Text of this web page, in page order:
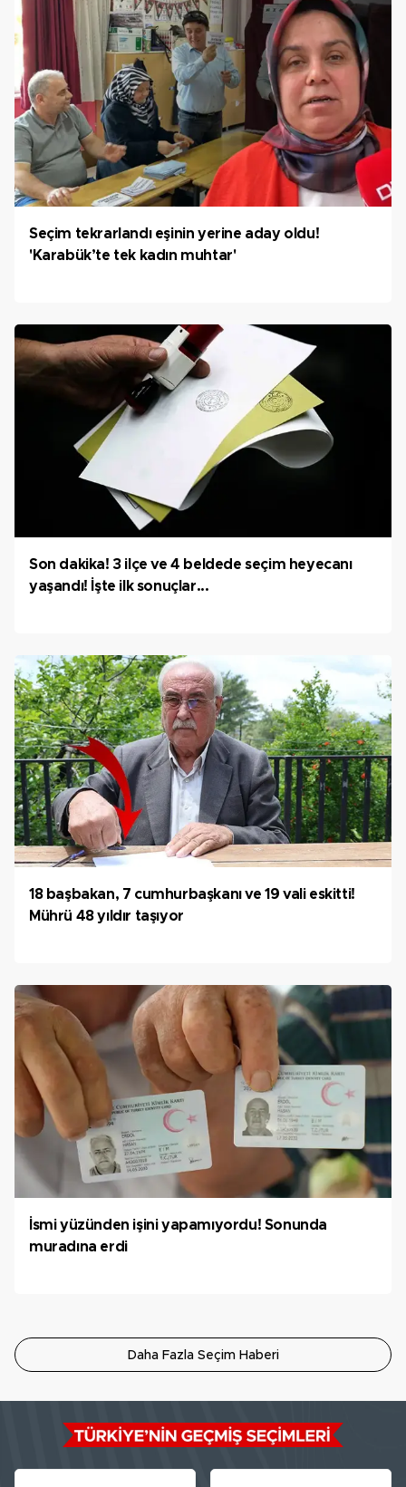
Seçim tekrarlandı eşinin yerine aday oldu!
'Karabük’te tek kadın muhtar'
Son dakika! 3 ilçe ve 4 beldede seçim heyecanı
yaşandı! İşte ilk sonuçlar...
18 başbakan, 7 cumhurbaşkanı ve 19 vali eskitti!
Mührü 48 yıldır taşıyor
İsmi yüzünden işini yapamıyordu! Sonunda
muradına erdi
Daha Fazla Seçim Haberi